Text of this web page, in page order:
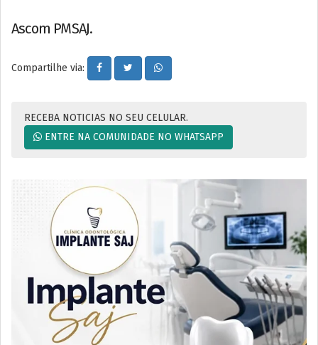
Ascom PMSAJ.
Compartilhe via:
RECEBA NOTICIAS NO SEU CELULAR.
ENTRE NA COMUNIDADE NO WHATSAPP